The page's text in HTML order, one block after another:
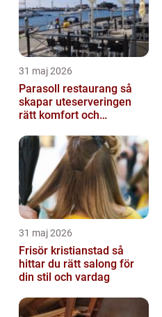
31 maj 2026
Parasoll restaurang så
skapar uteserveringen
rätt komfort och
31 maj 2026
Frisör kristianstad så
hittar du rätt salong för
din stil och vardag